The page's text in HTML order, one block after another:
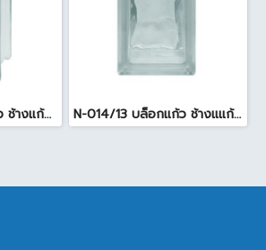
N-003/13 บล็อกแก้ว ช้างแก้ว WOW พริ้วแก้ว ( 24x11.5x8cm ) N-014/13 บล็อกแก้ว ช้างแแก้ว WOW หยาดเพชร ( 24x11.5x8 cm.)